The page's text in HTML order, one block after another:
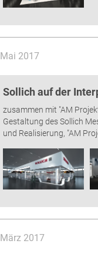
Mai 2017
Sollich auf der
zusammen mit "AM
Gestaltung des Sollich
und Realisierung, "AM
März 2017